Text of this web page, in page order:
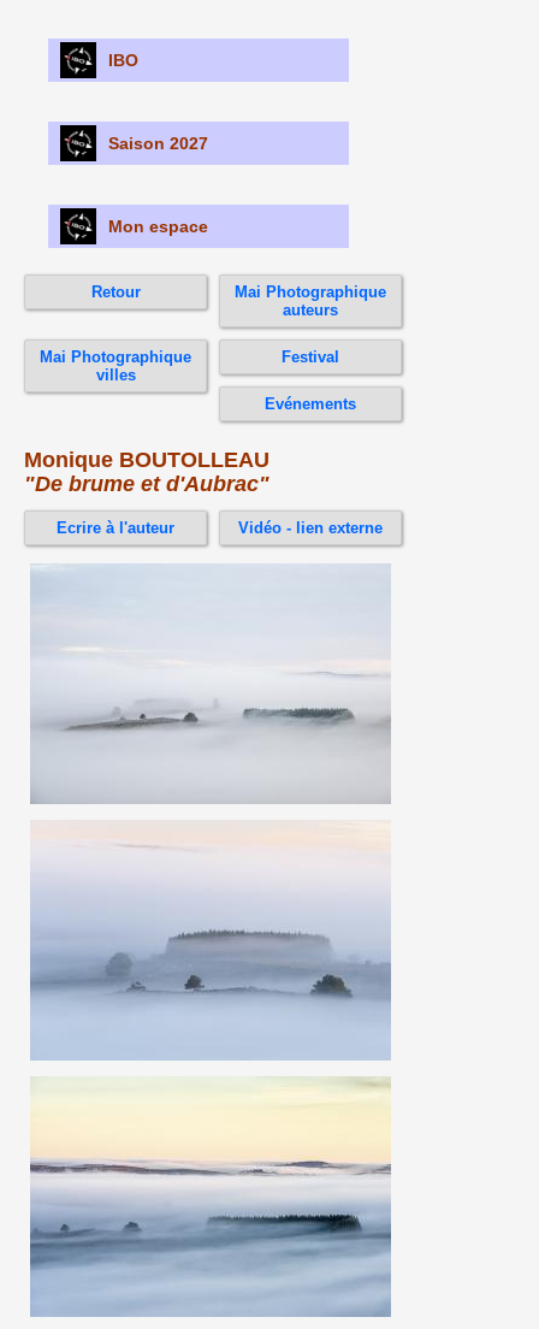
IBO
Saison 2027
Mon espace
Retour
Mai Photographique
auteurs
Mai Photographique
villes
Festival
Evénements
Monique BOUTOLLEAU
"De brume et d'Aubrac"
Ecrire à l'auteur Vidéo - lien externe